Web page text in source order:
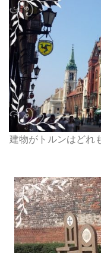
建物がトルンはどれ